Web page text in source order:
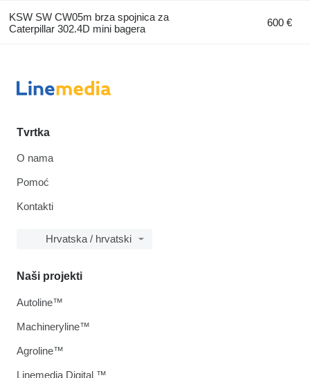
KSW SW CW05m brza spojnica za
Caterpillar 302.4D mini bagera
600 €
Tvrtka
O nama
Pomoć
Kontakti
Hrvatska / hrvatski
Naši projekti
Autoline™
Machineryline™
Agroline™
Linemedia Digital ™